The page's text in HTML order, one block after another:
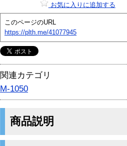
お気に入りに追加する
このページのURL
https://plth.me/41077945
関連カテゴリ
M-1050
商品説明